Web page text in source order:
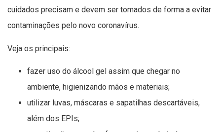
cuidados precisam e devem ser tomados de forma a evitar
contaminações pelo novo coronavírus.
Veja os principais:
fazer uso do álcool gel assim que chegar no
ambiente, higienizando mãos e materiais;
utilizar luvas, máscaras e sapatilhas descartáveis,
além dos EPIs;